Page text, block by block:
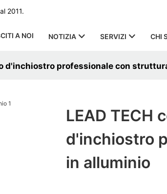
2011.
A NOI NOTIZIA SERVIZI CHI
d'inchiostro professionale con
LEAD TECH
d'inchiostro
in alluminio